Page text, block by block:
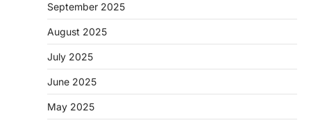
September 2025
August 2025
July 2025
June 2025
May 2025
CHHATTISGARH